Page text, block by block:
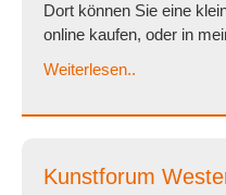
Dort können Sie eine
online kaufen, oder in
Weiterlesen..
Kunstforum